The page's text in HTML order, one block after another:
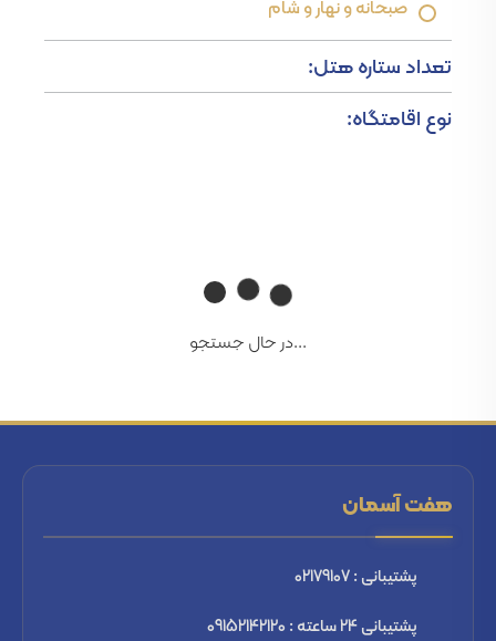
صبحانه و نهار و شام
تعداد ستاره هتل:
نوع اقامتگاه:
...در حال جستجو
هفت آسمان
پشتیبانی : 02179107
پشتیبانی 24 ساعته : 09152142120